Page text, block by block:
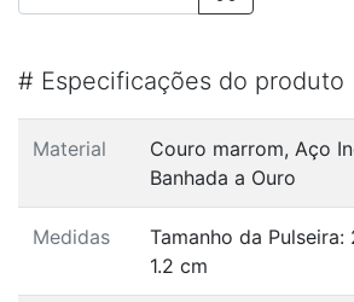
# Especificações do produto
Material
Couro marrom, Aço
Banhada a Ouro
Medidas
Tamanho da
1.2 cm